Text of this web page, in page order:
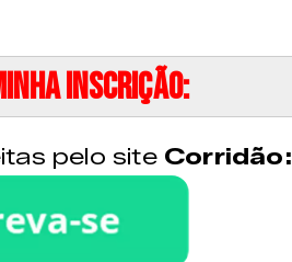
inscrição:
pelo site Corridão: